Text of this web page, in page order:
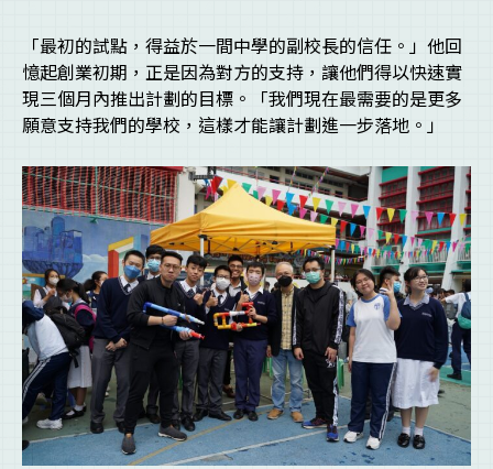
「最初的試點，得益於一間中學的副校長的信任。」他回
憶起創業初期，正是因為對方的支持，讓他們得以快速實
現三個月內推出計劃的目標。「我們現在最需要的是更多
願意支持我們的學校，這樣才能讓計劃進一步落地。」